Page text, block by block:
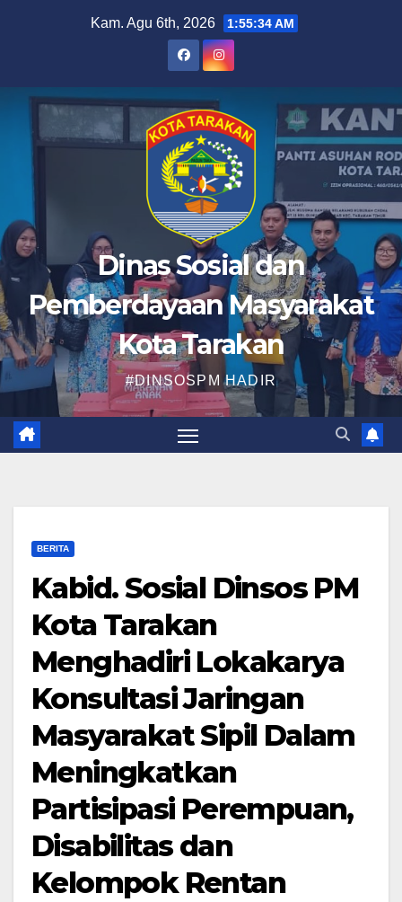
Kam. Agu 6th, 2026 1:55:35 AM
Dinas Sosial dan
Pemberdayaan Masyarakat
Kota Tarakan
#DINSOSPM HADIR
BERITA
Kabid. Sosial Dinsos PM
Kota Tarakan
Menghadiri Lokakarya
Konsultasi Jaringan
Masyarakat Sipil Dalam
Meningkatkan
Partisipasi Perempuan,
Disabilitas dan
Kelompok Rentan